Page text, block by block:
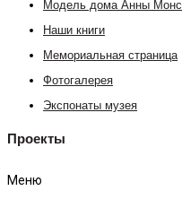
Модель дома Анны Монс
Наши книги
Мемориальная страница
Фотогалерея
Экспонаты музея
Проекты
Меню